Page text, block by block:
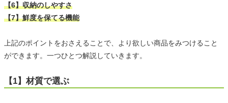
【6】収納のしやすさ
【7】鮮度を保てる機能
上記のポイントをおさえることで、より欲しい商品をみつけること
ができます。一つひとつ解説していきます。
【1】材質で選ぶ